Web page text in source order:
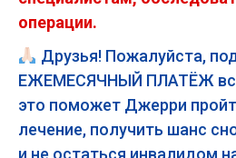
операции.
Друзья! Пожалуйста,
ЕЖЕМЕСЯЧНЫЙ ПЛАТЁЖ
это поможет Джерри
лечение, получить шанс
и не остаться инвалидом